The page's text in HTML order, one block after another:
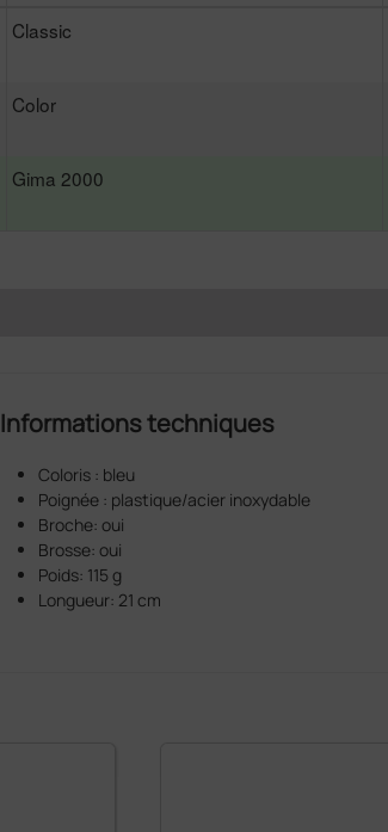
Classic
Color
Gima 2000
Informations techniques
Coloris : bleu
Poignée : plastique/acier inoxydable
Broche: oui
Brosse: oui
Poids: 115 g
Longueur: 21 cm